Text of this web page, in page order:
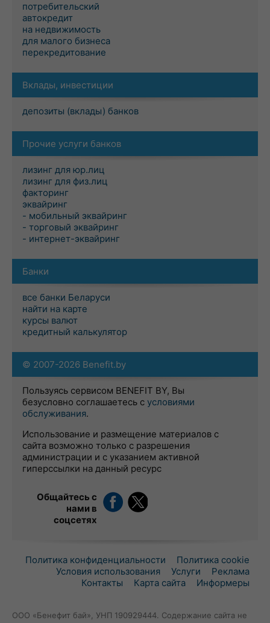
потребительский
автокредит
на недвижимость
для малого бизнеса
перекредитование
Вклады, инвестиции
депозиты (вклады) банков
Прочие услуги банков
лизинг для юр.лиц
лизинг для физ.лиц
факторинг
эквайринг
- мобильный эквайринг
- торговый эквайринг
- интернет-эквайринг
Банки
все банки Беларуси
найти на карте
курсы валют
кредитный калькулятор
© 2007-2026 Benefit.by
Пользуясь сервисом BENEFIT BY, Вы
безусловно соглашаетесь с условиями
обслуживания.
Использование и размещение материалов с
сайта возможно только с разрешения
администрации и с указанием активной
гиперссылки на данный ресурс
Общайтесь с
нами в
соцсетях
Политика конфиденциальности
Политика cookie
Условия использования
Услуги
Реклама
Контакты
Карта сайта Информеры
ООО «Бенефит бай», УНП 190929444. Содержание сайта не